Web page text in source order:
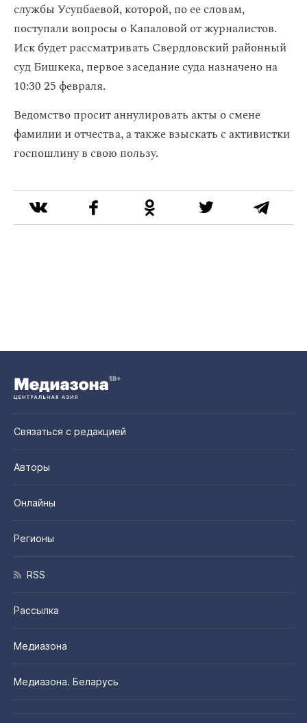
службы Усупбаевой, которой, по ее словам,
поступали вопросы о Капаловой от журналистов.
Иск будет рассматривать Свердловский районный
суд Бишкека, первое заседание суда назначено на
10:30 25 февраля.
Ведомство просит аннулировать акты о смене
фамилии и отчества, а также взыскать с активистки
госпошлину в свою пользу.
Связаться с редакцией
Авторы
Онлайны
Регионы
RSS
Рассылка
Медиазона
Медиазона. Беларусь